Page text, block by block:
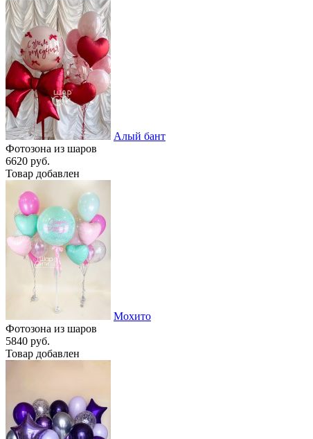
Алый бант
Фотозона из шаров
6620 руб.
Товар добавлен
Мохито
Фотозона из шаров
5840 руб.
Товар добавлен